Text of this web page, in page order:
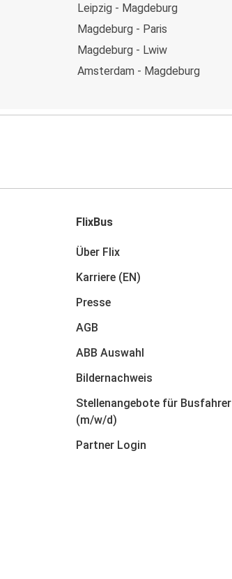
Leipzig - Magdeburg
Magdeburg - Paris
Magdeburg - Lwiw
Amsterdam - Magdeburg
FlixBus
Über Flix
Karriere (EN)
Presse
AGB
ABB Auswahl
Bildernachweis
Stellenangebote für Busfahrer
(m/w/d)
Partner Login